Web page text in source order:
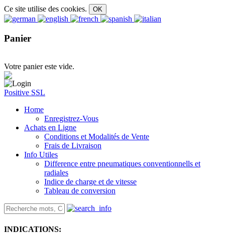
Ce site utilise des cookies.
Panier
Votre panier este vide.
Positive SSL
Home
Enregistrez-Vous
Achats en Ligne
Conditions et Modalités de Vente
Frais de Livraison
Info Utiles
Difference entre pneumatiques conventionnells et
radiales
Indice de charge et de vitesse
Tableau de conversion
INDICATIONS: